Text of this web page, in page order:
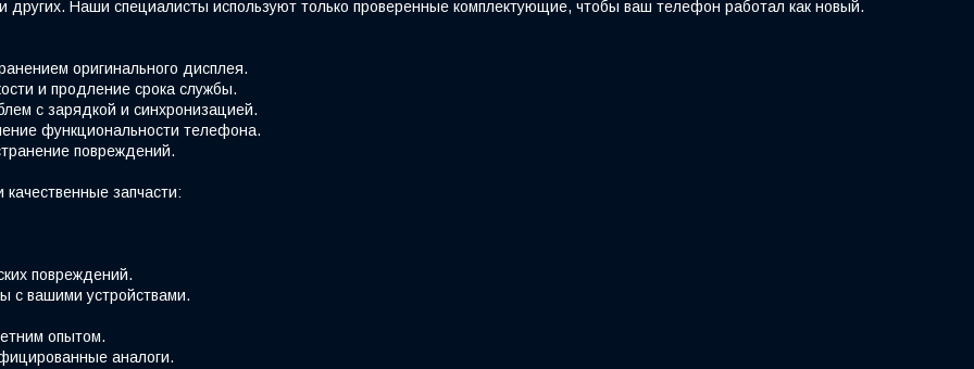
других. Наши специалисты используют только проверенные комплектующие, чтобы ваш телефон работал как новый.
оригинального дисплея.
и продление срока службы.
с зарядкой и синхронизацией.
функциональности телефона.
повреждений.
запчасти:
повреждений.
с вашими устройствами.
опытом.
аналоги.